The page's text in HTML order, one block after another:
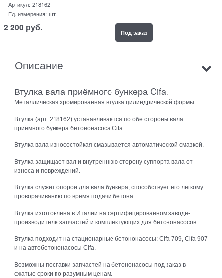
Артикул: 218162
Ед. измерения: шт.
2 200 руб. Под заказ
Описание
Втулка вала приёмного бункера Cifa.
Металлическая хромированная втулка цилиндрической формы.
Втулка (арт. 218162) устанавливается по обе стороны вала
приёмного бункера бетононасоса Cifa.
Втулка вала износостойкая смазывается автоматической смазкой.
Втулка защищает вал и внутреннюю сторону суппорта вала от
износа и повреждений.
Втулка служит опорой для вала бункера, способствует его лёгкому
проворачиванию по время подачи бетона.
Втулка изготовлена в Италии на сертифицированном заводе-
производителе запчастей и комплектующих для бетононасосов.
Втулка подходит на стационарные бетононасосы: Cifa 709, Cifa 907
и на автобетононасосы Cifa.
Возможны поставки запчастей на бетононасосы под заказ в
сжатые сроки по разумным ценам.